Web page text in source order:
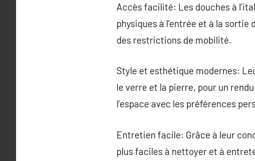
Accès facilité: Les douches à
physiques à l’entrée et à la sortie
des restrictions de mobilité.
Style et esthétique modernes:
le verre et la pierre, pour un
l’espace avec les préférences
Entretien facile: Grâce à leur
plus faciles à nettoyer et à